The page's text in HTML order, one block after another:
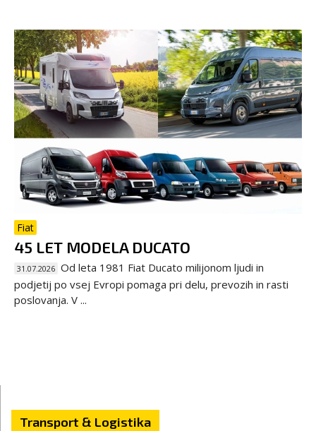
Fiat
45 LET MODELA DUCATO
31.07.2026 Od leta 1981 Fiat Ducato milijonom ljudi in
podjetij po vsej Evropi pomaga pri delu, prevozih in rasti
poslovanja. V ...
Transport & Logistika